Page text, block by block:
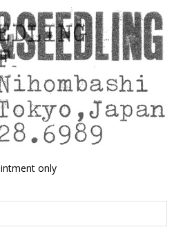
only